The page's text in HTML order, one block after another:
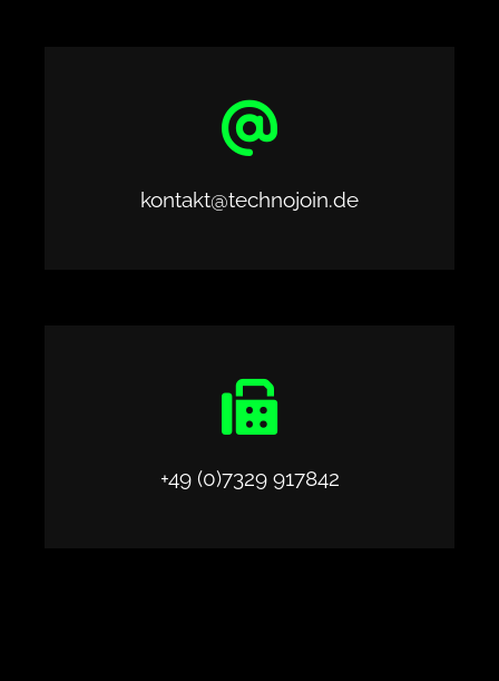
kontakt@technojoin.de
+49 (0)7329 917842